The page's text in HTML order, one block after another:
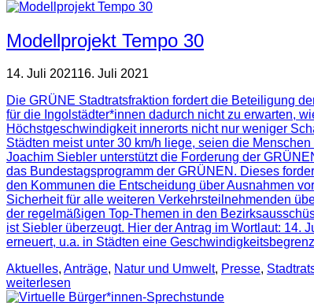
Modellprojekt Tempo 30
14. Juli 202116. Juli 2021
Die GRÜNE Stadtratsfraktion fordert die Beteiligung
für die Ingolstädter*innen dadurch nicht zu erwarten,
Höchstgeschwindigkeit innerorts nicht nur weniger
Städten meist unter 30 km/h liege, seien die
Joachim Siebler unterstützt die Forderung der
das Bundestagsprogramm der GRÜNEN. Dieses
den Kommunen die Entscheidung über Ausnahmen
Sicherheit für alle weiteren Verkehrsteilnehmenden
der regelmäßigen Top-Themen in den
ist Siebler überzeugt. Hier der Antrag im Wortlaut: 14.
erneuert, u.a. in Städten eine
Aktuelles, Anträge, Natur und Umwelt, Presse,
weiterlesen